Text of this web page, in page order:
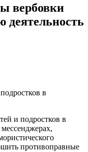
вербовки
деятельность
и подростков в
противоправные